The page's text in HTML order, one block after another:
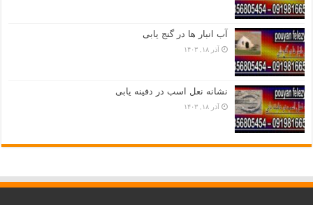
آب انبار ها در گنج یابی
آذر ۱۸, ۱۴۰۳
نشانه نعل اسب در دفینه یابی
آذر ۱۸, ۱۴۰۳